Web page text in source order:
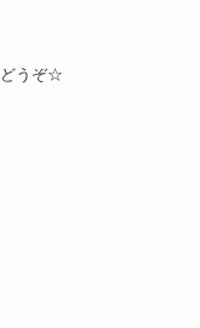
うぞ☆